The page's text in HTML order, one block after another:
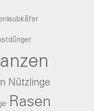
Nützlinge
Rasen